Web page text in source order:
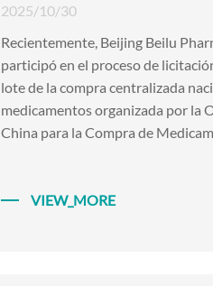
2025/10/30
Recientemente, Beijing Beilu
participó en el proceso de
lote de la compra centralizada
medicamentos organizada por la
China para la Compra de
VIEW_MORE